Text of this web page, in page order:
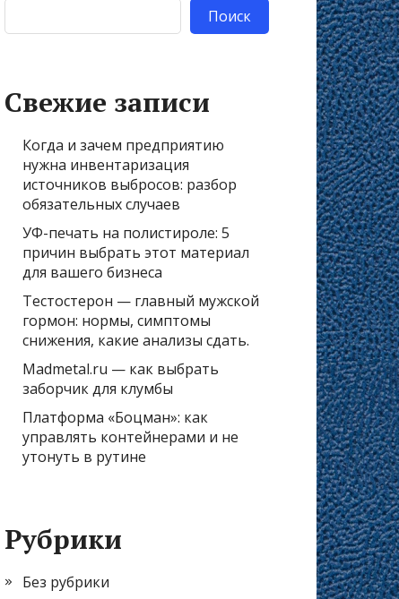
Поиск
Свежие записи
Когда и зачем предприятию
нужна инвентаризация
источников выбросов: разбор
обязательных случаев
УФ-печать на полистироле: 5
причин выбрать этот материал
для вашего бизнеса
Тестостерон — главный мужской
гормон: нормы, симптомы
снижения, какие анализы сдать.
Madmetal.ru — как выбрать
заборчик для клумбы
Платформа «Боцман»: как
управлять контейнерами и не
утонуть в рутине
Рубрики
Без рубрики